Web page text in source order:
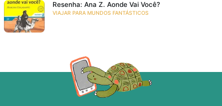
Resenha: Ana Z. Aonde Vai Você?
VIAJAR PARA MUNDOS FANTÁSTICOS